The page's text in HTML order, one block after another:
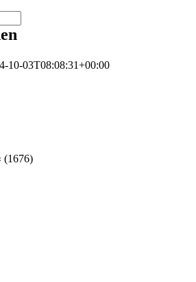
10-03T08:08:31+00:00
(1676)